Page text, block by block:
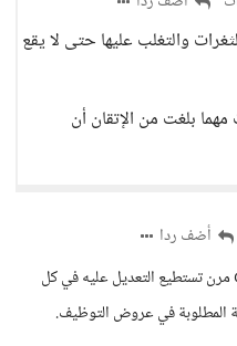
والتغلب عليها حتى لا يقع
مهما بلغت من الإتقان أن
أضف ردا
يمكن حل المشكلة بوضع cv مرن تستطيع التعديل عليه في كل
المطلوبة في عروض التوظيف.